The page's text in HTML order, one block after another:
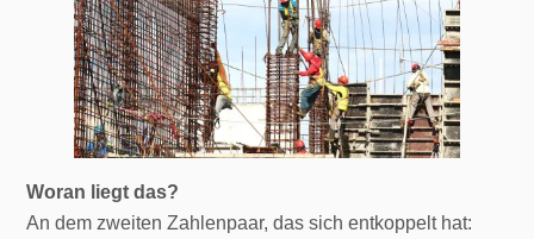
Woran liegt das?
An dem zweiten Zahlenpaar, das sich entkoppelt hat: